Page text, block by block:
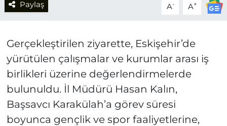
Paylaş A- A+
Gerçekleştirilen ziyarette, Eskişehir’de
yürütülen çalışmalar ve kurumlar arası iş
birlikleri üzerine değerlendirmelerde
bulunuldu. İl Müdürü Hasan Kalın,
Başsavcı Karakülah’a görev süresi
boyunca gençlik ve spor faaliyetlerine,